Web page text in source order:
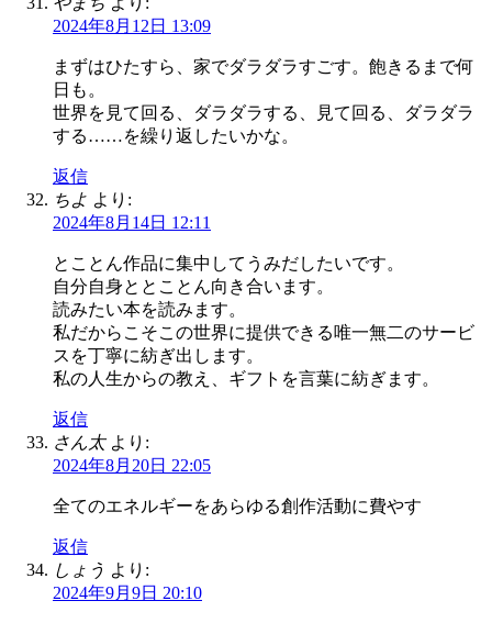
2024年8月12日 13:09
まずはひたすら、家でダラダラすごす。飽きるまで何
日も。
世界を見て回る、ダラダラする、見て回る、ダラダラ
する……を繰り返したいかな。
返信
ちよ より:
2024年8月14日 12:11
とことん作品に集中してうみだしたいです。
自分自身ととことん向き合います。
読みたい本を読みます。
私だからこそこの世界に提供できる唯一無二のサービ
スを丁寧に紡ぎ出します。
私の人生からの教え、ギフトを言葉に紡ぎます。
返信
さん太 より:
2024年8月20日 22:05
全てのエネルギーをあらゆる創作活動に費やす
返信
しょう より:
2024年9月9日 20:10